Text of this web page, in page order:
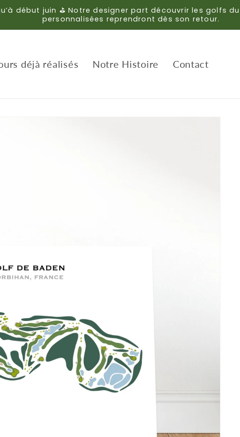
début juin ⛳ Notre designer part découvrir les golfs
personnalisées reprendront dès son retour.
déjà réalisés Notre Histoire Contact